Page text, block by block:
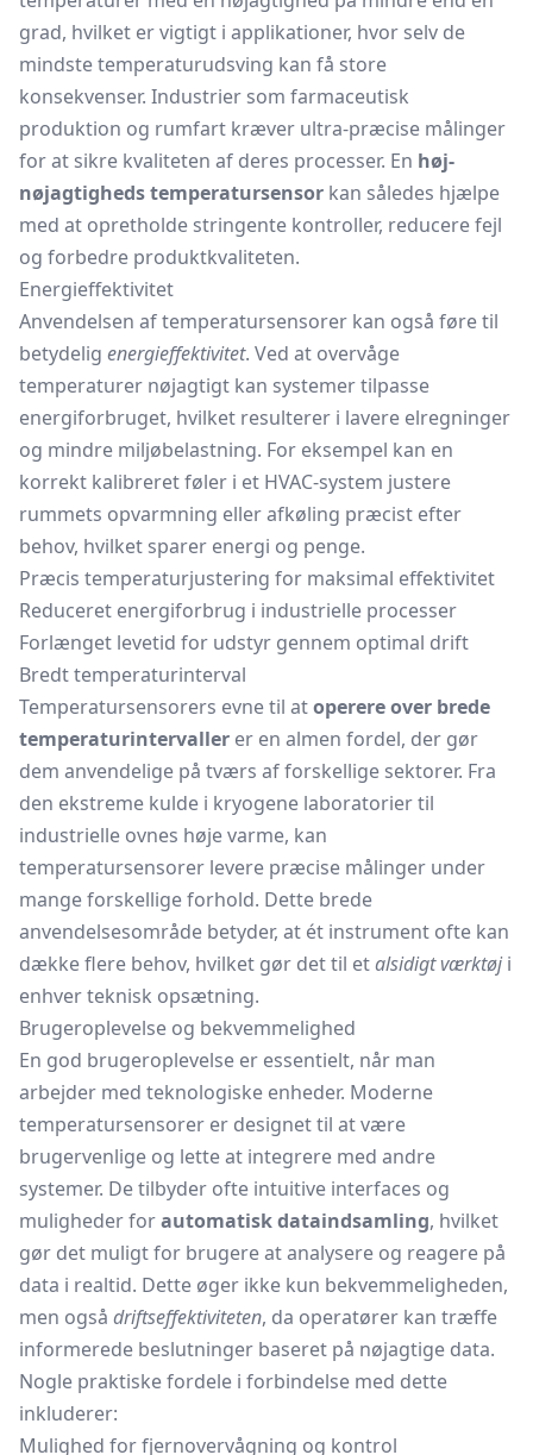
grad, hvilket er vigtigt i applikationer, hvor selv de
mindste temperaturudsving kan få store
konsekvenser. Industrier som farmaceutisk
produktion og rumfart kræver ultra-præcise målinger
for at sikre kvaliteten af deres processer. En høj-
nøjagtigheds temperatursensor kan således hjælpe
med at opretholde stringente kontroller, reducere fejl
og forbedre produktkvaliteten.
Energieffektivitet
Anvendelsen af temperatursensorer kan også føre til
betydelig energieffektivitet. Ved at overvåge
temperaturer nøjagtigt kan systemer tilpasse
energiforbruget, hvilket resulterer i lavere elregninger
og mindre miljøbelastning. For eksempel kan en
korrekt kalibreret føler i et HVAC-system justere
rummets opvarmning eller afkøling præcist efter
behov, hvilket sparer energi og penge.
Præcis temperaturjustering for maksimal effektivitet
Reduceret energiforbrug i industrielle processer
Forlænget levetid for udstyr gennem optimal drift
Bredt temperaturinterval
Temperatursensorers evne til atoperere over brede
temperaturintervaller er en almen fordel, der gør
dem anvendelige på tværs af forskellige sektorer. Fra
den ekstreme kulde i kryogene laboratorier til
industrielle ovnes høje varme, kan
temperatursensorer levere præcise målinger under
mange forskellige forhold. Dette brede
anvendelsesområde betyder, at ét instrument ofte kan
dække flere behov, hvilket gør det til etalsidigt værktøji
enhver teknisk opsætning.
Brugeroplevelse og bekvemmelighed
En god brugeroplevelse er essentielt, når man
arbejder med teknologiske enheder. Moderne
temperatursensorer er designet til at være
brugervenlige og lette at integrere med andre
systemer. De tilbyder ofte intuitive interfaces og
muligheder forautomatisk dataindsamling, hvilket
gør det muligt for brugere at analysere og reagere på
data i realtid. Dette øger ikke kun bekvemmeligheden,
men også driftseffektiviteten, da operatører kan træffe
informerede beslutninger baseret på nøjagtige data.
Nogle praktiske fordele i forbindelse med dette
inkluderer:
Mulighed for fjernovervågning og kontrol